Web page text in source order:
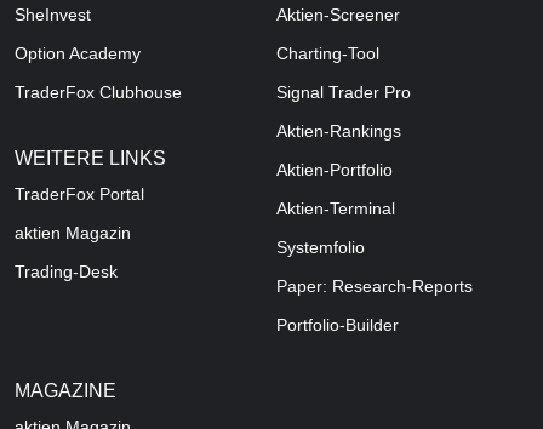
SheInvest
Option Academy
TraderFox Clubhouse
WEITERE LINKS
TraderFox Portal
aktien Magazin
Trading-Desk
Aktien-Screener
Charting-Tool
Signal Trader Pro
Aktien-Rankings
Aktien-Portfolio
Aktien-Terminal
Systemfolio
Paper: Research-Reports
Portfolio-Builder
MAGAZINE